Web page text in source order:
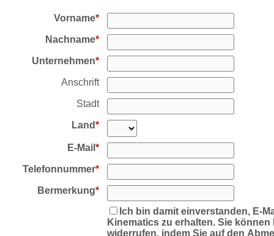
Vorname
Nachname
Unternehmen
Anschrift
Stadt
Land
E-Mail
Telefonnummer
Bermerkung
Ich bin damit einverstanden, E-
Kinematics zu erhalten. Sie
widerrufen, indem Sie auf den